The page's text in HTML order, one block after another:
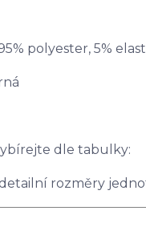
polyester, 5%
dle tabulky:
rozměry